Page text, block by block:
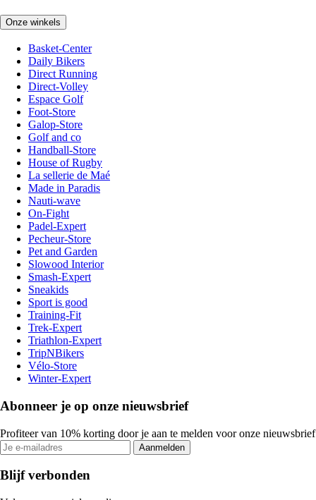
Onze winkels
Basket-Center
Daily Bikers
Direct Running
Direct-Volley
Espace Golf
Foot-Store
Galop-Store
Golf and co
Handball-Store
House of Rugby
La sellerie de Maé
Made in Paradis
Nauti-wave
On-Fight
Padel-Expert
Pecheur-Store
Pet and Garden
Slowood Interior
Smash-Expert
Sneakids
Sport is good
Training-Fit
Trek-Expert
Triathlon-Expert
TripNBikers
Vélo-Store
Winter-Expert
Abonneer je op onze nieuwsbrief
Profiteer van 10% korting door je aan te melden voor onze nieuwsbrief
Aanmelden
Blijf verbonden